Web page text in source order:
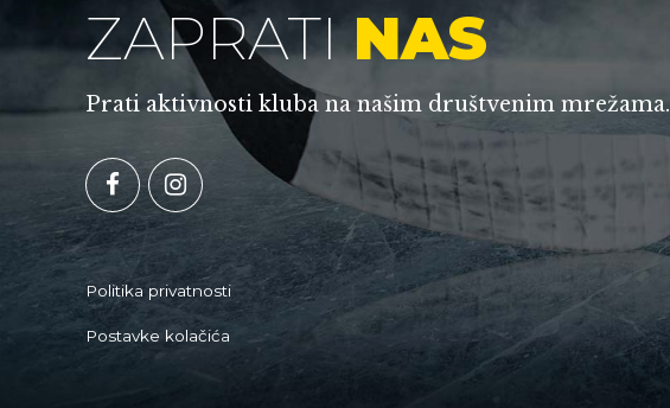
ZAPRATINAS
Prati aktivnosti kluba na našim društvenim mrežama.
Politika privatnosti
Postavke kolačića